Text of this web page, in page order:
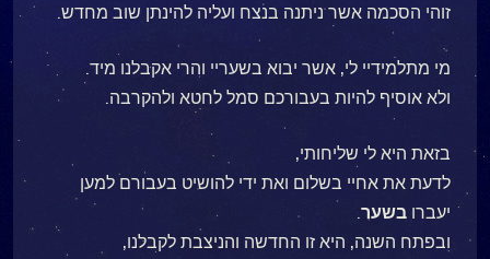
זוהי הסכמה אשר ניתנה בנצח ועליה להינתן שוב מחדש.
מי מתלמידיי לי, אשר יבוא בשעריי והרי אקבלנו מיד.
ולא אוסיף להיות בעבורכם סמל לחטא ולהקרבה.
בזאת היא לי שליחותי,
לדעת את אחיי בשלום ואת ידי להושיט בעבורם למען
יעברו בשער.
ובפתח השנה, היא זו החדשה והניצבת לקבלנו,